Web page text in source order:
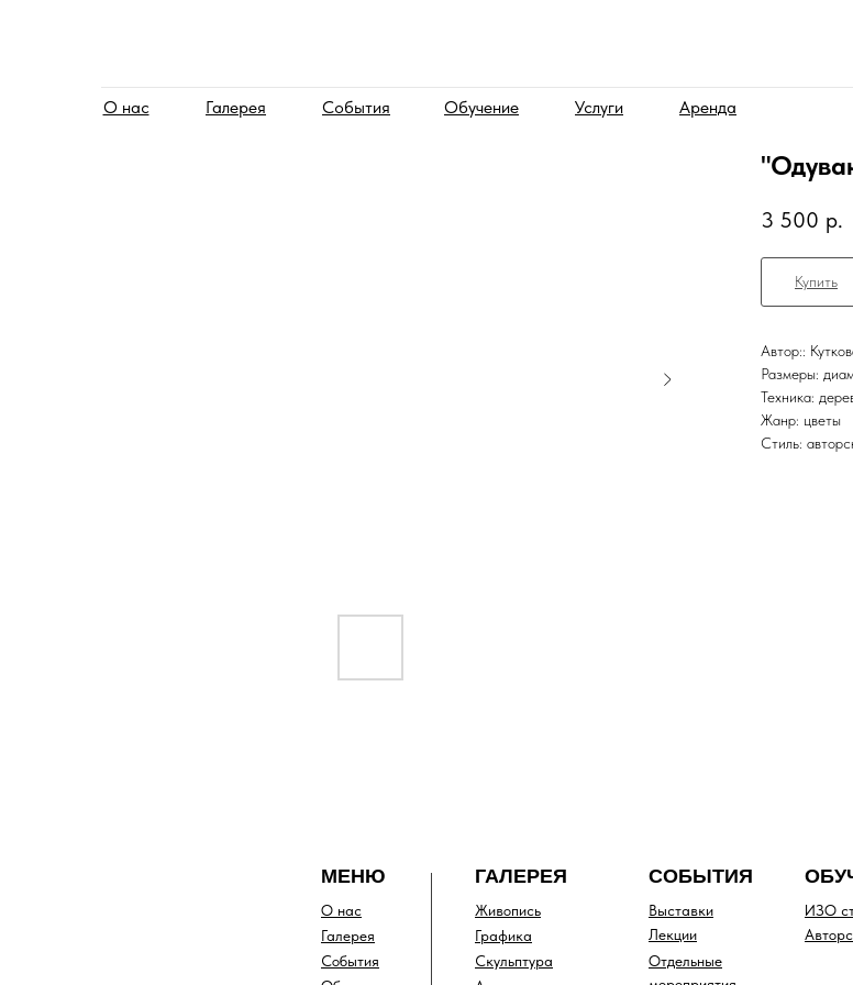
О нас События
Галерея Обучение Услуги Аренда
3 500 р.
Купить
Автор::
Размеры:
Техника:
Жанр: цветы
Стиль:
СОБЫТИЯ
МЕНЮ
О нас
Галерея
События
ГАЛЕРЕЯ
Живопись
Графика
Скульптура
Выставки
Лекции
Отдельные
ИЗО